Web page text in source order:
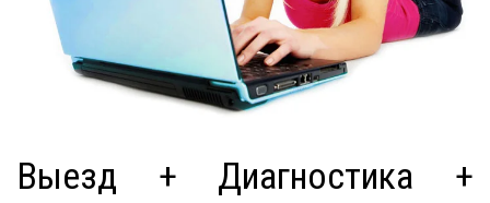
Выезд + Диагностика +